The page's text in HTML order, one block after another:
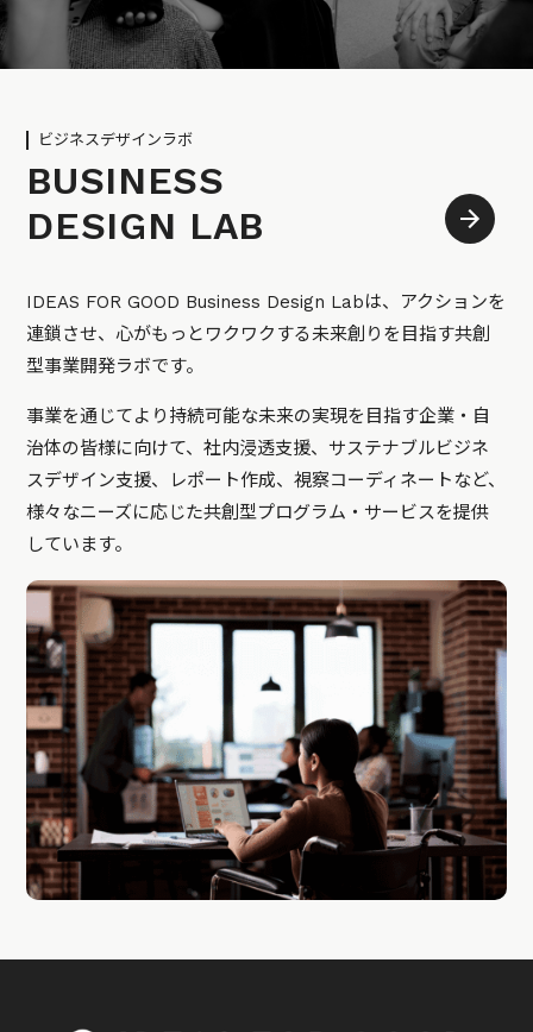
ビジネスデザインラボ
BUSINESS
DESIGN LAB
IDEAS FOR GOOD Business Design Labは、アクションを
連鎖させ、心がもっとワクワクする未来創りを目指す共創
型事業開発ラボです。
事業を通じてより持続可能な未来の実現を目指す企業・自
治体の皆様に向けて、社内浸透支援、サステナブルビジネ
スデザイン支援、レポート作成、視察コーディネートなど、
様々なニーズに応じた共創型プログラム・サービスを提供
しています。